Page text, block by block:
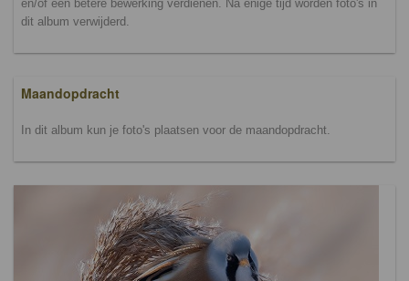
en/of een betere bewerking verdienen. Na enige tijd worden foto's in
dit album verwijderd.
Maandopdracht
In dit album kun je foto's plaatsen voor de maandopdracht.